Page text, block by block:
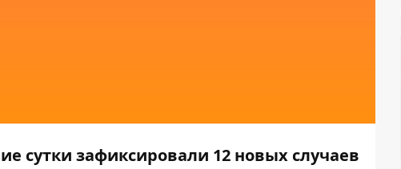
сутки зафиксировали 12 новых случаев